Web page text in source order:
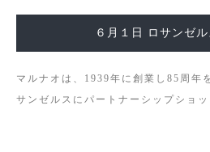
６月１日 ロサンゼ
マルナオは、1939年に創業し85周年
サンゼルスにパートナーシップショッ